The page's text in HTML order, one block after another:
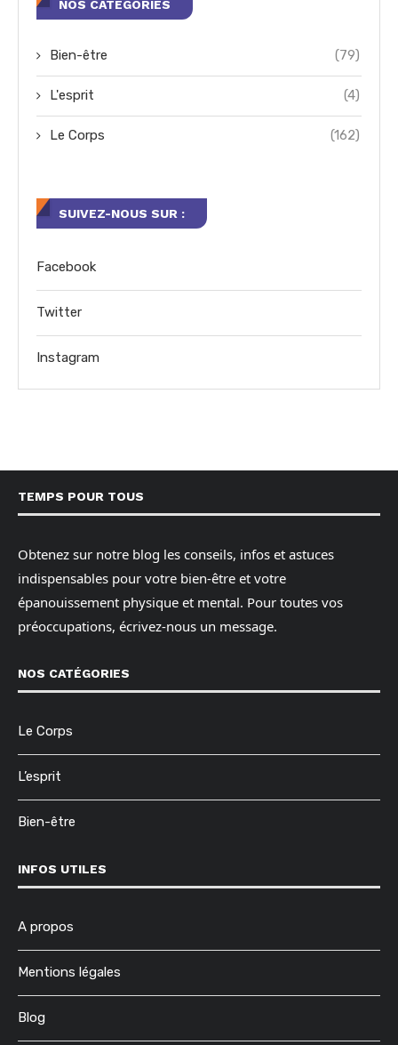
NOS CATÉGORIES
Bien-être (79)
L'esprit (4)
Le Corps (162)
SUIVEZ-NOUS SUR :
Facebook
Twitter
Instagram
TEMPS POUR TOUS
Obtenez sur notre blog les conseils, infos et astuces
indispensables pour votre bien-être et votre
épanouissement physique et mental. Pour toutes vos
préoccupations, écrivez-nous un message.
NOS CATÉGORIES
Le Corps
L’esprit
Bien-être
INFOS UTILES
A propos
Mentions légales
Blog